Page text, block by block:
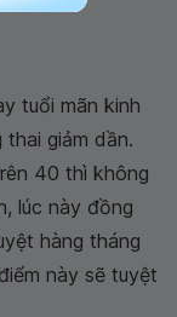
tuổi mãn kinh
giảm dần.
40 thì không
lúc này đồng
hàng tháng
này sẽ tuyệt